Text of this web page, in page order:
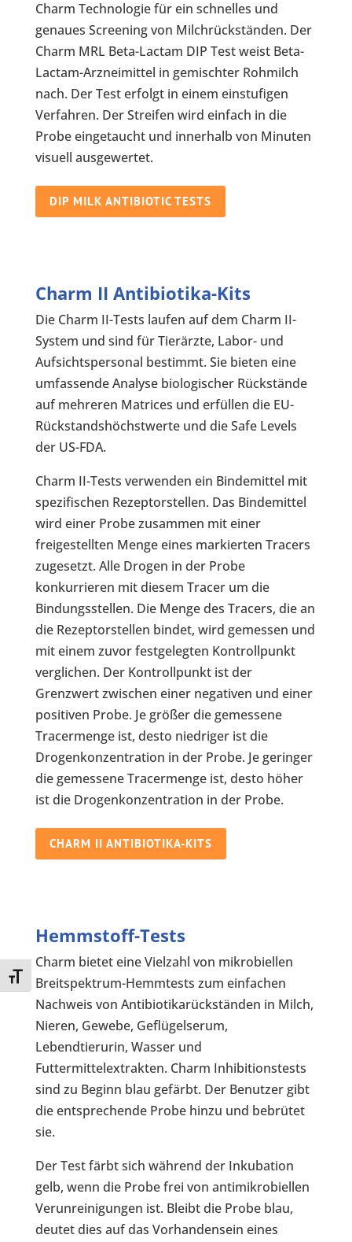
Toggle Font size
Charm Technologie für ein schnelles und
genaues Screening von Milchrückständen. Der
Charm MRL Beta-Lactam DIP Test weist Beta-
Lactam-Arzneimittel in gemischter Rohmilch
nach. Der Test erfolgt in einem einstufigen
Verfahren. Der Streifen wird einfach in die
Probe eingetaucht und innerhalb von Minuten
visuell ausgewertet.
DIP MILK ANTIBIOTIC TESTS
Charm II Antibiotika-Kits
Die Charm II-Tests laufen auf dem Charm II-
System und sind für Tierärzte, Labor- und
Aufsichtspersonal bestimmt. Sie bieten eine
umfassende Analyse biologischer Rückstände
auf mehreren Matrices und erfüllen die EU-
Rückstandshöchstwerte und die Safe Levels
der US-FDA.
Charm II-Tests verwenden ein Bindemittel mit
spezifischen Rezeptorstellen. Das Bindemittel
wird einer Probe zusammen mit einer
freigestellten Menge eines markierten Tracers
zugesetzt. Alle Drogen in der Probe
konkurrieren mit diesem Tracer um die
Bindungsstellen. Die Menge des Tracers, die an
die Rezeptorstellen bindet, wird gemessen und
mit einem zuvor festgelegten Kontrollpunkt
verglichen. Der Kontrollpunkt ist der
Grenzwert zwischen einer negativen und einer
positiven Probe. Je größer die gemessene
Tracermenge ist, desto niedriger ist die
Drogenkonzentration in der Probe. Je geringer
die gemessene Tracermenge ist, desto höher
ist die Drogenkonzentration in der Probe.
CHARM II ANTIBIOTIKA-KITS
Hemmstoff-Tests
Charm bietet eine Vielzahl von mikrobiellen
Breitspektrum-Hemmtests zum einfachen
Nachweis von Antibiotikarückständen in Milch,
Nieren, Gewebe, Geflügelserum,
Lebendtierurin, Wasser und
Futtermittelextrakten. Charm Inhibitionstests
sind zu Beginn blau gefärbt. Der Benutzer gibt
die entsprechende Probe hinzu und bebrütet
sie.
Der Test färbt sich während der Inkubation
gelb, wenn die Probe frei von antimikrobiellen
Verunreinigungen ist. Bleibt die Probe blau,
deutet dies auf das Vorhandensein eines